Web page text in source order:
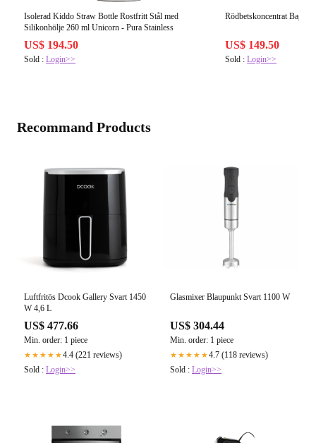
Isolerad Kiddo Straw Bottle Rostfritt Stål med
Silikonhölje 260 ml Unicorn - Pura Stainless
US$ 194.50
Sold : Login>>
Rödbetskoncentrat Bag-
US$ 149.50
Sold :Login>>
Recommand Products
Luftfritös Dcook Gallery Svart 1450
W 4,6 L
US$ 477.66
Min. order: 1 piece
★★★★★4.4 (221 reviews)
Sold : Login>>
Glasmixer Blaupunkt Svart 1100 W
US$ 304.44
Min. order: 1 piece
★★★★★4.7 (118 reviews)
Sold : Login>>